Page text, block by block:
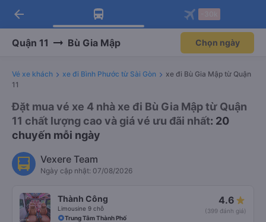
Tải app Vexere ngay!
Nhận ưu đãi thành viên độc
Mở app
Tải app Vexere
-30k/ghế khi đặt vé máy bay qua
Mở app
arrow_back
Quận 11 Bù Gia Mập Chọn ngày
Vé xe khách xe đi Bình Phước từ Sài Gòn
xe đi Bù Gia Mập từ Quận
11
Đặt mua vé xe 4 nhà xe đi Bù Gia Mập từ Quận
11 chất lượng cao và giá vé ưu đãi nhất: 20
chuyến mỗi ngày
Vexere Team
Ngày cập nhật: 07/08/2026
Thành Công
Limousine 9 chỗ
4.6
(399 đánh giá)
Trung Tâm Thành Phố